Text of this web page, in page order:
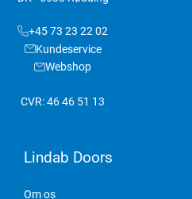
+45 73 23 22 02
Kundeservice
Webshop
CVR: 46 46 51 13
Lindab Doors
Om os